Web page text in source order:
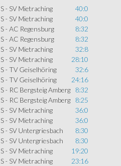
S - SV Mietraching
40:0
S - SV Mietraching
40:0
S - AC Regensburg
8:32
S - AC Regensburg
8:32
S - SV Mietraching
32:8
S - SV Mietraching
28:10
S - TV Geiselhöring
32:6
S - TV Geiselhöring
24:16
S - RC Bergsteig Amberg
8:32
S - RC Bergsteig Amberg
8:25
S - SV Mietraching
36:0
S - SV Mietraching
36:0
S - SV Untergriesbach
8:30
S - SV Untergriesbach
8:30
S - SV Mietraching
19:20
S - SV Mietraching
23:16